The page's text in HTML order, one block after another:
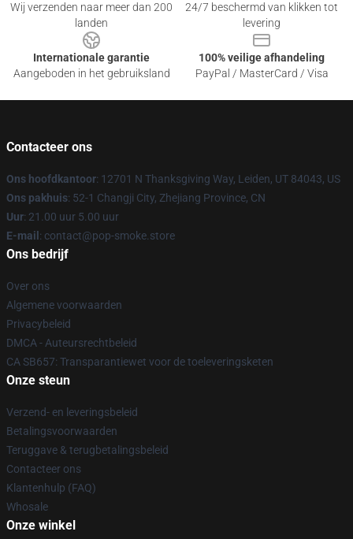
Wij verzenden naar meer dan 200
landen
24/7 beschermd van klikken tot
levering
Internationale garantie
Aangeboden in het gebruiksland
100% veilige afhandeling
PayPal / MasterCard / Visa
Contacteer ons
Ons hoofdkantoor: 12701 N Thanksgiving Way, Leiden, UT 84043, US
Ons pakhuis: 52-1 Changji City, Zhejiang Province, CN
Uur: 21.00 uur 5.00 uur
E-mail : contact@pop-smoke.store
Ons bedrijf
Over ons
Algemene voorwaarden
Privacybeleid
DMCA - Auteursrechtbeleid
CA SB657: Transparantiewet voor de toeleveringsketen
Onze steun
Verzend- en leveringsbeleid
Betalingsvoorwaarden
Teruggave & terugbetalingsbeleid
Contacteer ons
Klantenhulp (FAQ)
Whosale
Onze winkel